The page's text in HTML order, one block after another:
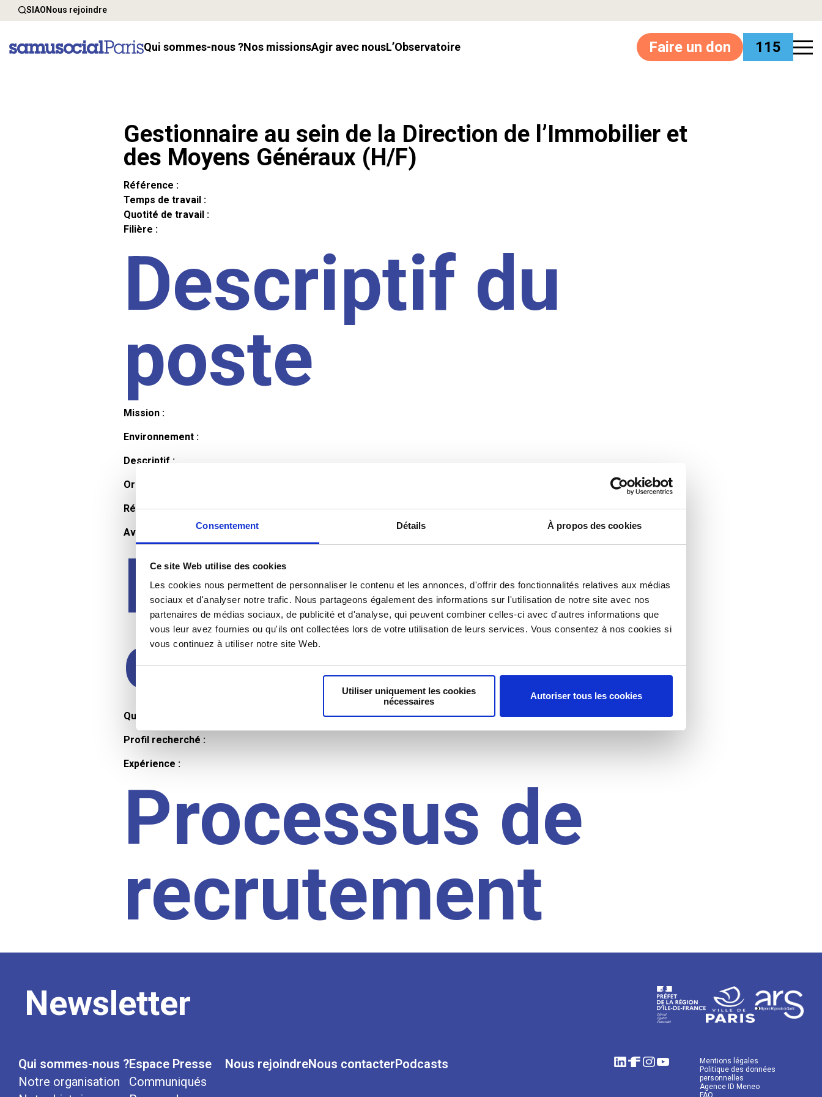
Consentement Détails À propos des cookies
Ce site Web utilise des cookies
Les cookies nous permettent de personnaliser le contenu et les annonces, d'offrir des fonctionnalités relatives aux médias
sociaux et d'analyser notre trafic. Nous partageons également des informations sur l'utilisation de notre site avec nos
partenaires de médias sociaux, de publicité et d'analyse, qui peuvent combiner celles-ci avec d'autres informations que
vous leur avez fournies ou qu'ils ont collectées lors de votre utilisation de leurs services. Vous consentez à nos cookies si
vous continuez à utiliser notre site Web.
Utiliser uniquement les cookies
nécessaires
Autoriser tous les cookies
SIAONous rejoindre
Qui sommes-nous ? Nos missions Agir avec nous l’Observatoire Faire un don 115
Gestionnaire au sein de la Direction de l’Immobilier et
des Moyens Généraux (H/F)
Référence :
Temps de travail :
Quotité de travail :
Filière :
Descriptif du
poste
Mission :
Environnement :
Descriptif :
Organisation et horaires :
Rémunération :
Avantages :
Profil du
candidat
Qualifications et diplômes :
Profil recherché :
Expérience :
Processus de
recrutement
Newsletter
Qui sommes-nous ?
Notre organisation
Espace Presse
Communiqués
Nous rejoindreNous contacterPodcasts
Mentions légales
Politique des données
personnelles
Agence ID Meneo
FAQ